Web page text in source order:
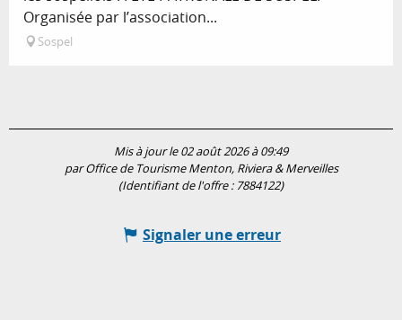
Organisée par l’association...
Sospel
Mis à jour le 02 août 2026 à 09:49
par Office de Tourisme Menton, Riviera & Merveilles
(Identifiant de l'offre : 7884122)
Signaler une erreur